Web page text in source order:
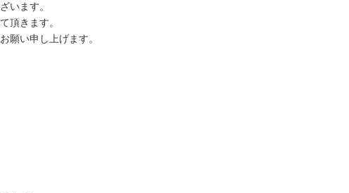
います。
頂きます。
願い申し上げます。